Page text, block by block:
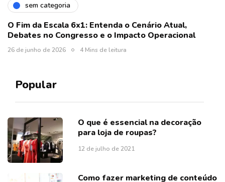
sem categoria
O Fim da Escala 6x1: Entenda o Cenário Atual,
Debates no Congresso e o Impacto Operacional
26 de junho de 2026 4 Mins de leitura
Popular
O que é essencial na decoração
para loja de roupas?
12 de julho de 2021
Como fazer marketing de conteúdo